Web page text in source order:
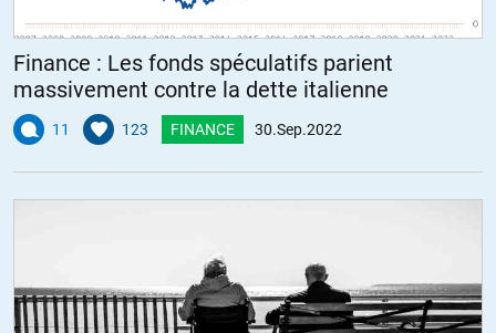
Finance : Les fonds spéculatifs parient
massivement contre la dette italienne
11 123 FINANCE 30.Sep.2022